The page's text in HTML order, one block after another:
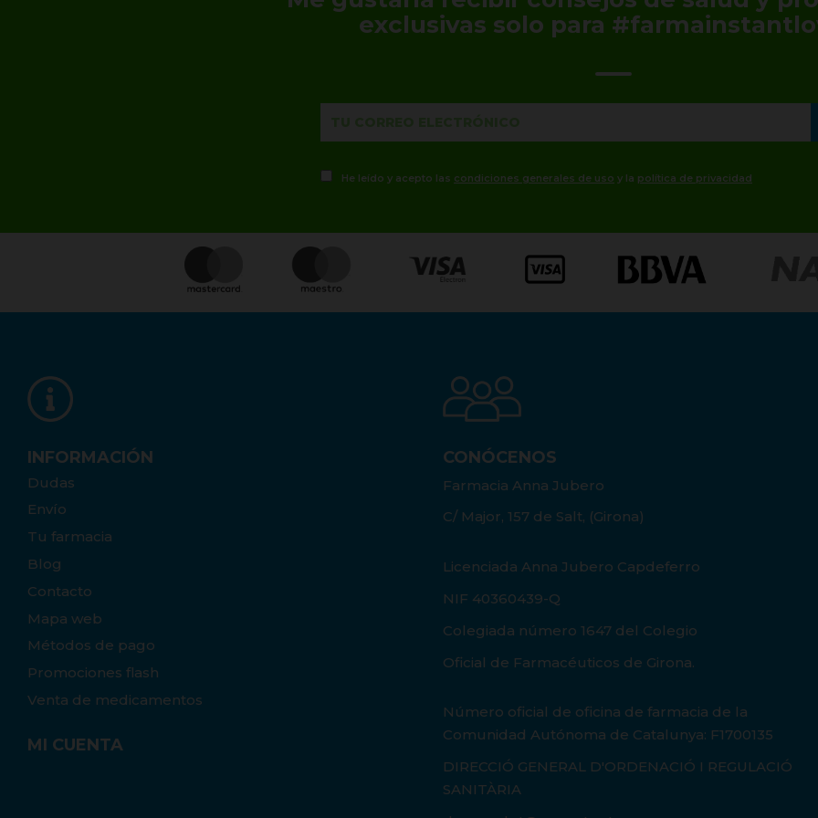
exclusivas solo para
He leído y acepto las condiciones generales de uso y la política de privacidad
INFORMACIÓN
Dudas
Envío
Tu farmacia
Blog
Contacto
Mapa web
Métodos de pago
Promociones flash
Venta de medicamentos
MI CUENTA
CONÓCENOS
Farmacia Anna Jubero
C/ Major, 157 de Salt, (Girona)
Licenciada Anna Jubero Capdeferro
NIF 40360439-Q
Colegiada número 1647 del Colegio
Oficial de Farmacéuticos de Girona.
Número oficial de oficina de farmacia de la
Comunidad Autónoma de Catalunya: F1700135
DIRECCIÓ GENERAL D'ORDENACIÓ I REGULACIÓ
SANITÀRIA